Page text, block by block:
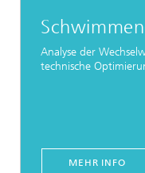
Analyse der
technische
MEHR INFO